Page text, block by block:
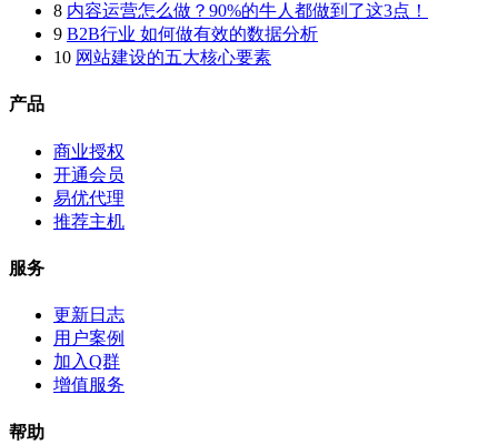
8 内容运营怎么做？90%的牛人都做到了这3点！
9 B2B行业 如何做有效的数据分析
10 网站建设的五大核心要素
产品
商业授权
开通会员
易优代理
推荐主机
服务
更新日志
用户案例
加入Q群
增值服务
帮助